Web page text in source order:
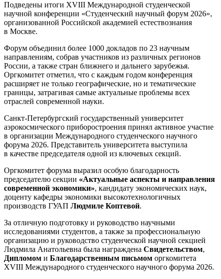
Подведены итоги XVIII Международной студенческой
научной конференции «Студенческий научный форум 2026»,
организованной Российской академией естествознания
в Москве.
Форум объединил более 1000 докладов по 23 научным
направлениям, собрав участников из различных регионов
России, а также стран ближнего и дальнего зарубежья.
Оргкомитет отметил, что с каждым годом конференция
расширяет не только географические, но и тематические
границы, затрагивая самые актуальные проблемы всех
отраслей современной науки.
Санкт-Петербургский государственный университет
аэрокосмического приборостроения принял активное участие
в организации Международного студенческого научного
форума 2026. Представитель университета выступила
в качестве председателя одной из ключевых секций.
Оргкомитет форума выразил особую благодарность
председателю секции «Актуальные аспекты и направления
современной экономики», кандидату экономических наук,
доценту кафедры экономики высокотехнологичных
производств ГУАП Людмиле Коптевой.
За отличную подготовку и руководство научными
исследованиями студентов, а также за профессиональную
организацию и руководство студенческой научной секцией
Людмила Анатольевна была награждена Свидетельством,
Дипломом и Благодарственным письмом оргкомитета
XVIII Международного студенческого научного форума 2026.